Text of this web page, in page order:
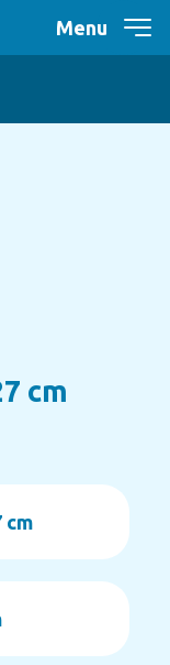
Menu
cm
cm